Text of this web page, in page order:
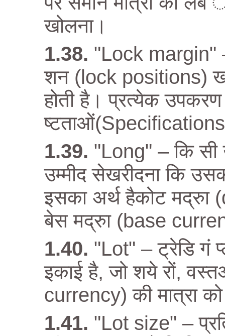
खोलना।
"Lock margin" –
शन (lock positions)
होती है। प्रत्येक उपकरण
ष्टताओं(Specifications)
"Long" – कि
उम्मीद सेखरीदना कि
इसका अर्थ हैकोट
बेस मद्रुा (base
"Lot" – ट्रेडि गं
इकाई है, जो शये रों,
currency) की मात्रा को
"Lot size" –